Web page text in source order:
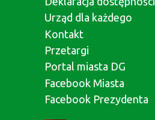
Urząd dla każdego
Kontakt
Przetargi
Portal miasta DG
Facebook Miasta
Facebook Prezydenta